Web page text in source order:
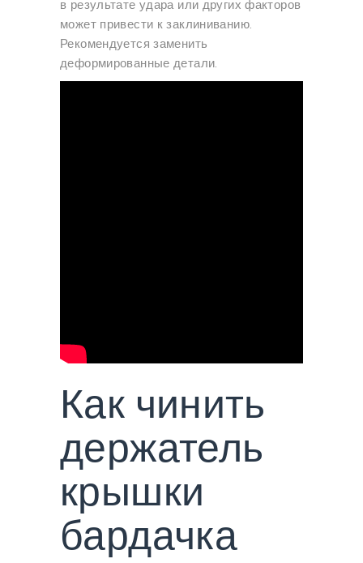
в результате удара или других факторов
может привести к заклиниванию.
Рекомендуется заменить
деформированные детали.
Как чинить
держатель
крышки
бардачка